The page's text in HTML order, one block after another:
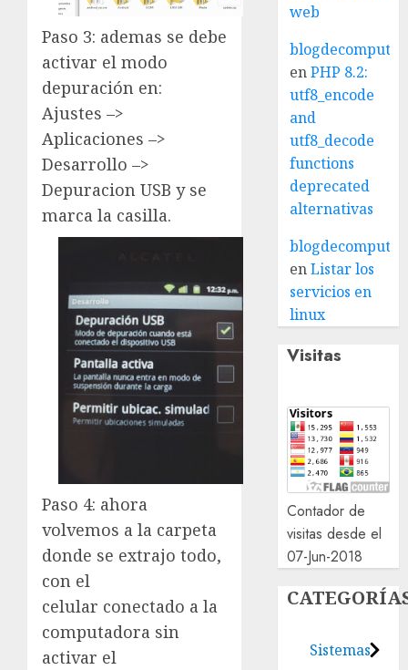
Paso 3: ademas se debe
activar el modo
depuración en:
Ajustes –>
Aplicaciones –>
Desarrollo –>
Depuracion USB y se
marca la casilla.
Paso 4: ahora
volvemos a la carpeta
donde se extrajo todo,
con el
celular conectado a la
computadora sin
activar el
web
enPHP 8.2:
utf8_encode
and
utf8_decode
functions
deprecated
alternativas
enListar los
servicios en
linux
Visitas
Contador de
visitas desde el
07-Jun-2018
Sistemas